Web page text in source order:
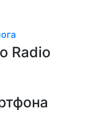
Radio